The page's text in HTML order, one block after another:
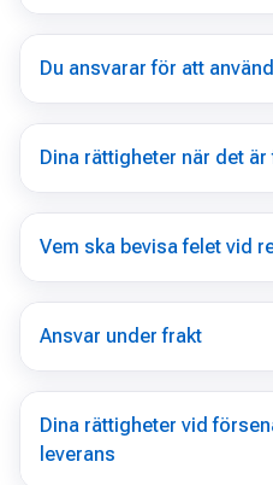
Du ansvarar för att
Dina rättigheter när det är
Vem ska bevisa felet vid
Ansvar under frakt
Dina rättigheter vid
leverans